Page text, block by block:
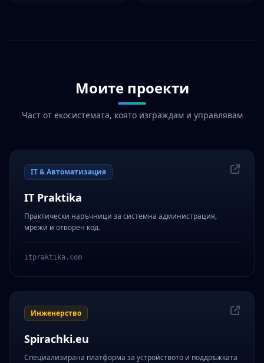
Моите проекти
Част от екосистемата, която изграждам и управлявам
IT & Автоматизация
IT Praktika
Практически наръчници за системна администрация,
мрежи и отворен код.
itpraktika.com
Инженерство
Spirachki.eu
Специализирана платформа за устройството и поддръжката